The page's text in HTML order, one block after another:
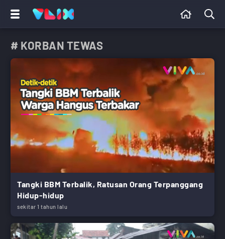
# KORBAN TEWAS
Tangki BBM Terbalik, Ratusan Orang Terpanggang
Hidup-hidup
sekitar 1 tahun lalu